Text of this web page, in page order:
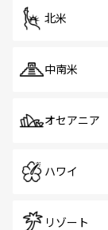
北米
中南米
オセアニア
ハワイ
リゾート